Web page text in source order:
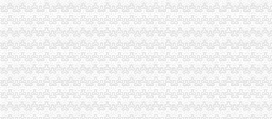
重庆渝中区化龙桥长城宽带电话_重庆长城宽带_新浪博客
化龙桥花店（0214.com）-重庆渝中区化龙桥附近的鲜花店
渝中区化龙桥专业公司居民搬迁拆装家具_志趣网
渝中区化龙桥驾校的是哪家_志趣网
重庆市渝中区化龙桥高层项目一期工程.doc
重庆技能培训_重庆渝中区技能培训_重庆渝中区技能培训化龙桥_百度
重庆渝中区化龙桥华村的申通快递代理点在哪里-爱问知识人
重庆渝中区化龙桥国税所附近_预订_旅交汇